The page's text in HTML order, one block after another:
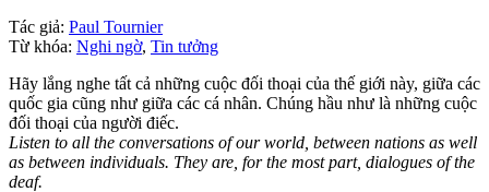
Tác giả: Paul Tournier
Từ khóa: Nghi ngờ, Tin tưởng
Hãy lắng nghe tất cả những cuộc đối thoại của thế giới này, giữa các
quốc gia cũng như giữa các cá nhân. Chúng hầu như là những cuộc
đối thoại của người điếc.
Listen to all the conversations of our world, between nations as well
as between individuals. They are, for the most part, dialogues of the
deaf.